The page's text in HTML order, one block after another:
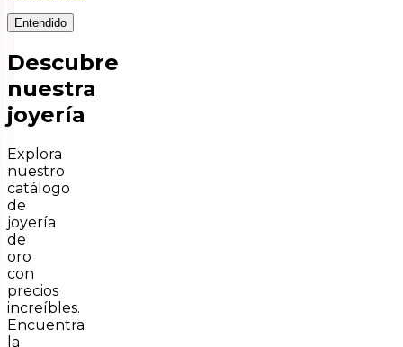
Entendido
Descubre
nuestra
joyería
Explora
nuestro
catálogo
de
joyería
de
oro
con
precios
increíbles.
Encuentra
la